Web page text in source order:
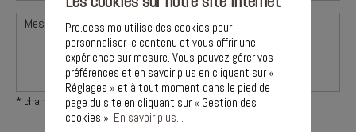
* champs obligatoires
Pro.cessimo utilise des cookies pour
personnaliser le contenu et vous offrir une
expérience sur mesure. Vous pouvez gérer vos
préférences et en savoir plus en cliquant sur «
Réglages » et à tout moment dans le pied de
page du site en cliquant sur « Gestion des
cookies ». En savoir plus...